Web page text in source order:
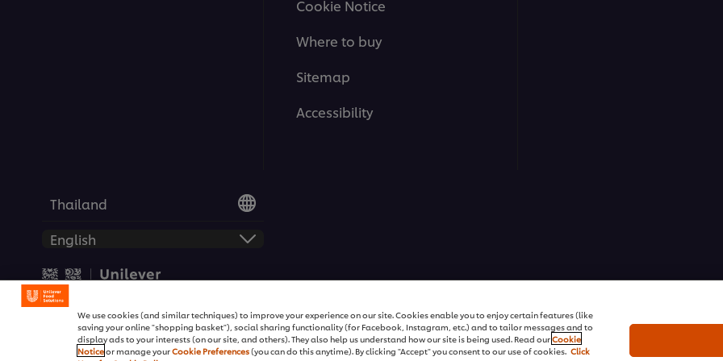
Cookie Notice
Where to buy
Sitemap
Accessibility
Thailand
We use cookies (and similar techniques) to improve your experience on our site. Cookies enable you to enjoy certain features (like
saving your online "shopping basket"), social sharing functionality (for Facebook, Instagram, etc.) and to tailor messages and to
display ads to your interests (on our site, and others). They also help us understand how our site is being used. Read ourCookie
Noticeor manage yourCookie Preferences(you can do this anytime). By clicking "Accept" you consent to our use of cookies. Click